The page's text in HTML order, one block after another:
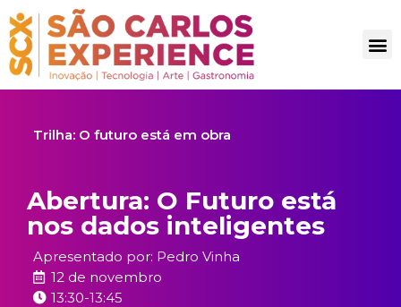
Trilha: O futuro está em obra
Abertura: O Futuro está
nos dados inteligentes
Apresentado por: Pedro Vinha
12 de novembro
13:30-13:45